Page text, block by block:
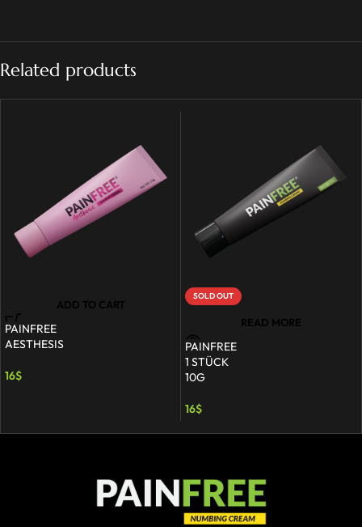
Related products
ADD TO CART
PAINFREE
AESTHESIS
16$
SOLD OUT
READ MORE
PAINFREE
1 STÜCK
10G
16$